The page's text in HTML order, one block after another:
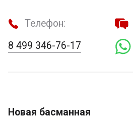
Телефон:
8 499 346-76-17
Новая басманная